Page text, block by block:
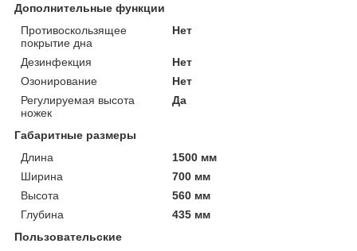
Дополнительные функции
Противоскользящее
покрытие дна
Нет
Дезинфекция
Нет
Озонирование
Нет
Регулируемая высота
ножек
Да
Габаритные размеры
Длина
1500 мм
Ширина
700 мм
Высота
560 мм
Глубина
435 мм
Пользовательские